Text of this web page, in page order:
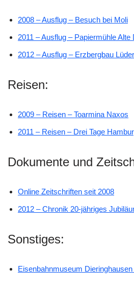
2008 – Ausflug – Besuch bei Moli
2011 – Ausflug – Papiermühle Alte
2012 – Ausflug – Erzbergbau
Reisen:
2009 – Reisen – Toarmina Naxos
2011 – Reisen – Drei Tage
Dokumente und
Online Zeitschriften seit 2008
2012 – Chronik 20-jähriges
Sonstiges:
Eisenbahnmuseum